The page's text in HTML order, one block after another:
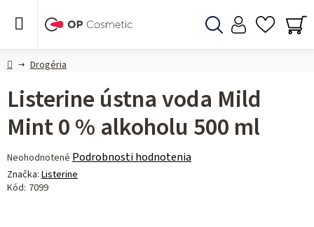
DomovDrogéria
Listerine ústna voda Mild
Mint 0 % alkoholu 500 ml
Priemerné
hodnotenie
produktu
Neohodnotené Podrobnosti hodnotenia
Značka: Listerine
Kód: 7099